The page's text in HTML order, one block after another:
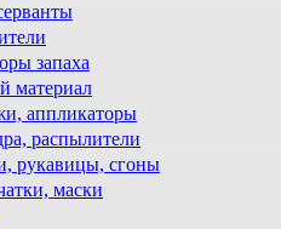
запаха
материал
аппликаторы
распылители
рукавицы, сгоны
маски